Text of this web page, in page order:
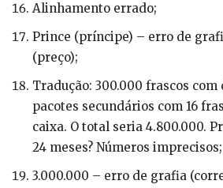
Alinhamento errado;
Prince (príncipe) – erro de
(preço);
Tradução: 300.000 frascos com
pacotes secundários com 16
caixa. O total seria 4.800.000.
24 meses? Números imprecisos;
3.000.000 – erro de grafia